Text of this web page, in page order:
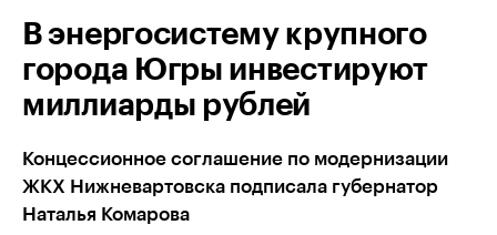
В энергосистему крупного
города Югры инвестируют
миллиарды рублей
Концессионное соглашение по модернизации
ЖКХ Нижневартовска подписала губернатор
Наталья Комарова